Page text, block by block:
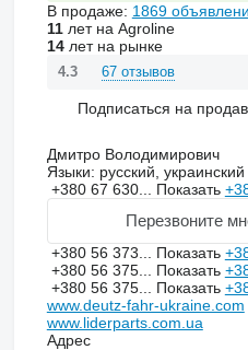
В продаже: 1869
11лет на Agroline
14лет на рынке
4.3 67 отзывов
Подписаться на
Дмитро Володимирович
Языки: русский, украинский
+380 67 630... Показать
Перезвоните
+380 56 373... Показать
+380 56 375... Показать
+380 56 375... Показать
www.deutz-fahr-ukraine.com
www.liderparts.com.ua
Адрес